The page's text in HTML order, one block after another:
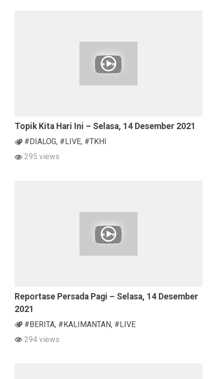
Topik Kita Hari Ini – Selasa, 14 Desember 2021
#DIALOG, #LIVE, #TKHI
295 views
Reportase Persada Pagi – Selasa, 14 Desember
2021
#BERITA, #KALIMANTAN, #LIVE
294 views